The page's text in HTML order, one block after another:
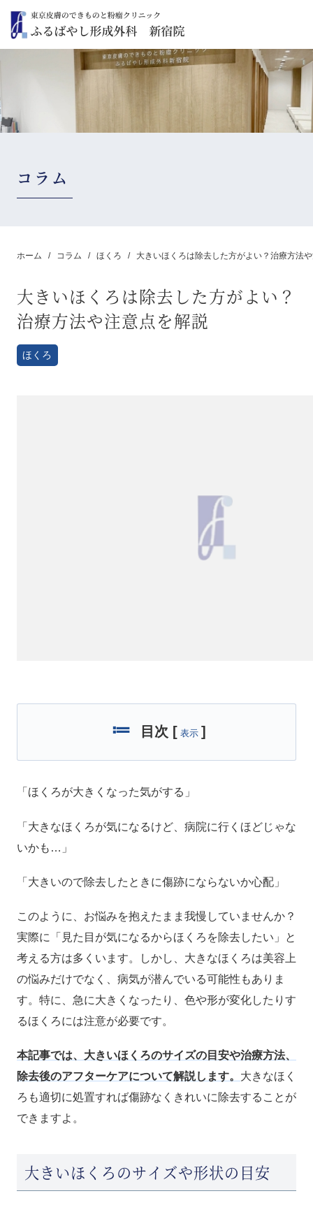
コラム
ホーム コラム ほくろ 大きいほくろは除去した方がよい？治療方法
大きいほくろは除去した方がよい？
治療方法や注意点を解説
ほくろ
目次 [ 表示 ]
「ほくろが大きくなった気がする」
「大きなほくろが気になるけど、病院に行くほどじゃな
いかも…」
「大きいので除去したときに傷跡にならないか心配」
このように、お悩みを抱えたまま我慢していませんか？
実際に「見た目が気になるからほくろを除去したい」と
考える方は多くいます。しかし、大きなほくろは美容上
の悩みだけでなく、病気が潜んでいる可能性もありま
す。特に、急に大きくなったり、色や形が変化したりす
るほくろには注意が必要です。
本記事では、大きいほくろのサイズの目安や治療方法、
除去後のアフターケアについて解説します。 大きなほく
ろも適切に処置すれば傷跡なくきれいに除去することが
できますよ。
大きいほくろのサイズや形状の目安